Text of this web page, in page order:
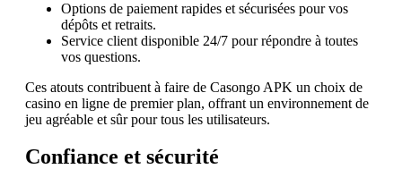
Options de paiement rapides et sécurisées pour vos
dépôts et retraits.
Service client disponible 24/7 pour répondre à toutes
vos questions.
Ces atouts contribuent à faire de Casongo APK un choix de
casino en ligne de premier plan, offrant un environnement de
jeu agréable et sûr pour tous les utilisateurs.
Confiance et sécurité